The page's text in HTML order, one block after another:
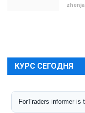
КУРС СЕГОДНЯ